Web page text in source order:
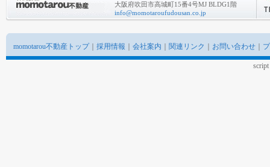
大阪府吹田市高城町15番4号MJ BLDG1階
info@momotaroufudousan.co.jp
momotarou不動産トップ｜ 採用情報 会社案内 関連リンク お問い合わせ